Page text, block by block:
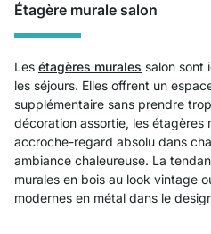
Étagère murale salon
Les étagères murales salon sont
les séjours. Elles offrent un
supplémentaire sans prendre
décoration assortie, les étagères
accroche-regard absolu dans
ambiance chaleureuse. La
murales en bois au look vintage
modernes en métal dans le